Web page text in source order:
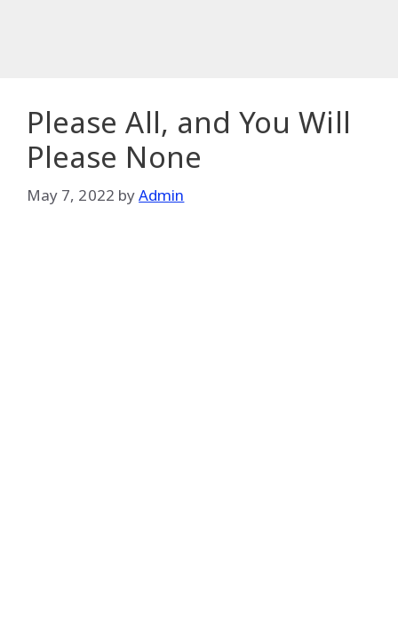
Please All, and You Will
Please None
May 7, 2022 byAdmin